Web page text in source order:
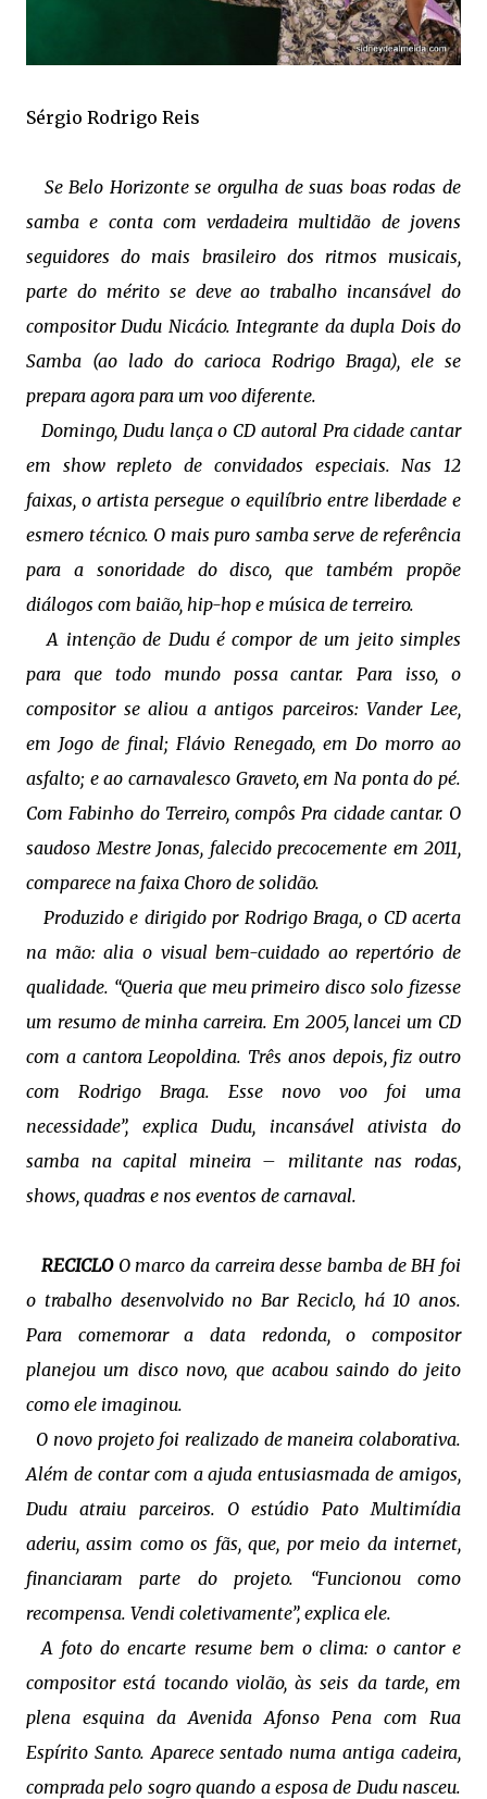
Sérgio Rodrigo Reis
Se Belo Horizonte se orgulha de suas boas rodas de
samba e conta com verdadeira multidão de jovens
seguidores do mais brasileiro dos ritmos musicais,
parte do mérito se deve ao trabalho incansável do
compositor Dudu Nicácio. Integrante da dupla Dois do
Samba (ao lado do carioca Rodrigo Braga), ele se
prepara agora para um voo diferente.
Domingo, Dudu lança o CD autoral Pra cidade cantar
em show repleto de convidados especiais. Nas 12
faixas, o artista persegue o equilíbrio entre liberdade e
esmero técnico. O mais puro samba serve de referência
para a sonoridade do disco, que também propõe
diálogos com baião, hip-hop e música de terreiro.
A intenção de Dudu é compor de um jeito simples
para que todo mundo possa cantar. Para isso, o
compositor se aliou a antigos parceiros: Vander Lee,
em Jogo de final; Flávio Renegado, em Do morro ao
asfalto; e ao carnavalesco Graveto, em Na ponta do pé.
Com Fabinho do Terreiro, compôs Pra cidade cantar. O
saudoso Mestre Jonas, falecido precocemente em 2011,
comparece na faixa Choro de solidão.
Produzido e dirigido por Rodrigo Braga, o CD acerta
na mão: alia o visual bem-cuidado ao repertório de
qualidade. “Queria que meu primeiro disco solo fizesse
um resumo de minha carreira. Em 2005, lancei um CD
com a cantora Leopoldina. Três anos depois, fiz outro
com Rodrigo Braga. Esse novo voo foi uma
necessidade”, explica Dudu, incansável ativista do
samba na capital mineira – militante nas rodas,
shows, quadras e nos eventos de carnaval.
RECICLOO marco da carreira desse bamba de BH foi
o trabalho desenvolvido no Bar Reciclo, há 10 anos.
Para comemorar a data redonda, o compositor
planejou um disco novo, que acabou saindo do jeito
como ele imaginou.
O novo projeto foi realizado de maneira colaborativa.
Além de contar com a ajuda entusiasmada de amigos,
Dudu atraiu parceiros. O estúdio Pato Multimídia
aderiu, assim como os fãs, que, por meio da internet,
financiaram parte do projeto. “Funcionou como
recompensa. Vendi coletivamente”, explica ele.
A foto do encarte resume bem o clima: o cantor e
compositor está tocando violão, às seis da tarde, em
plena esquina da Avenida Afonso Pena com Rua
Espírito Santo. Aparece sentado numa antiga cadeira,
comprada pelo sogro quando a esposa de Dudu nasceu.